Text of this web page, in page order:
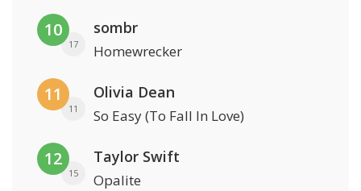
10
17
sombr
Homewrecker
11
11
Olivia Dean
So Easy (To Fall In Love)
12
15
Taylor Swift
Opalite